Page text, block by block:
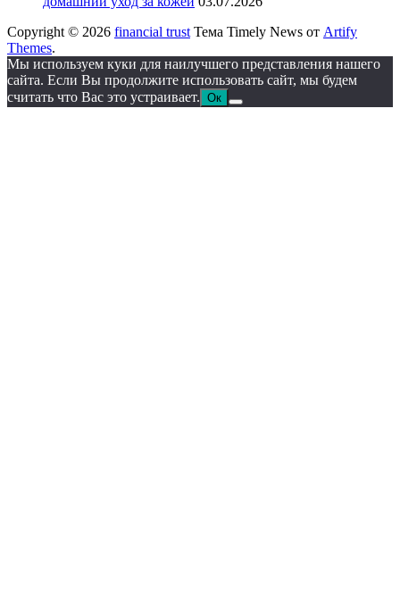
Copyright © 2026 financial trust Тема Timely News от Artify
Themes.
Мы используем куки для наилучшего представления нашего
сайта. Если Вы продолжите использовать сайт, мы будем
считать что Вас это устраивает. Ок